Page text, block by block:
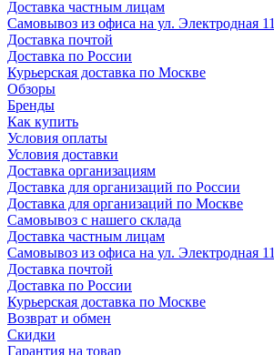
Доставка частным лицам
Самовывоз из офиса на ул. Электродная 11
Доставка почтой
Доставка по России
Курьерская доставка по Москве
Обзоры
Бренды
Как купить
Условия оплаты
Условия доставки
Доставка организациям
Доставка для организаций по России
Доставка для организаций по Москве
Самовывоз с нашего склада
Доставка частным лицам
Самовывоз из офиса на ул. Электродная 11
Доставка почтой
Доставка по России
Курьерская доставка по Москве
Возврат и обмен
Скидки
Гарантия на товар